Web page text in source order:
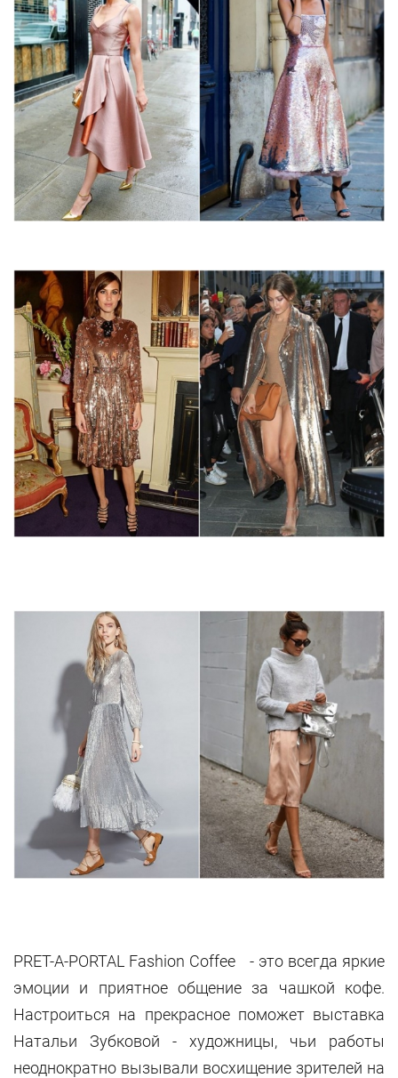
PRET-A-PORTAL Fashion Coffee - это всегда яркие
эмоции и приятное общение за чашкой кофе.
Настроиться на прекрасное поможет выставка
Натальи Зубковой - художницы, чьи работы
неоднократно вызывали восхищение зрителей на